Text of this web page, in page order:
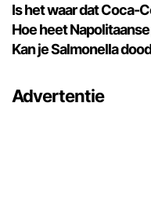
Is het waar dat Coca-
Hoe heet
Kan je Salmonella
Advertentie